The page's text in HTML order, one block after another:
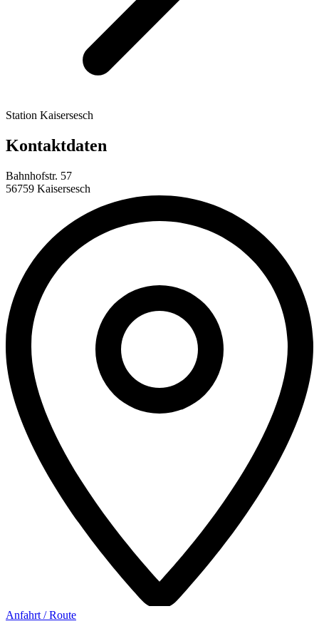
Station Kaisersesch
Kontaktdaten
Bahnhofstr. 57
56759 Kaisersesch
Anfahrt / Route